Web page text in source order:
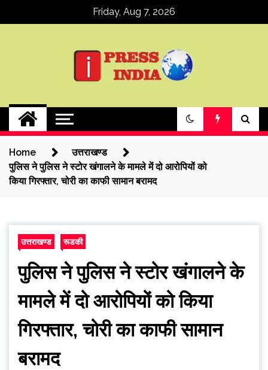
Friday, Aug 7, 2026
ipressindia
Home
उत्तराखण्ड
पुलिस ने पुलिस ने स्टोर खंगालने के मामले में दो आरोपियों को
किया गिरफ्तार, चोरी का काफी सामान बरामद
उत्तराखण्ड रूडकी
पुलिस ने पुलिस ने स्टोर खंगालने के
मामले में दो आरोपियों को किया
गिरफ्तार, चोरी का काफी सामान
बरामद